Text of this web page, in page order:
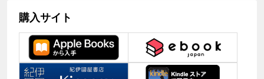
購入サイト